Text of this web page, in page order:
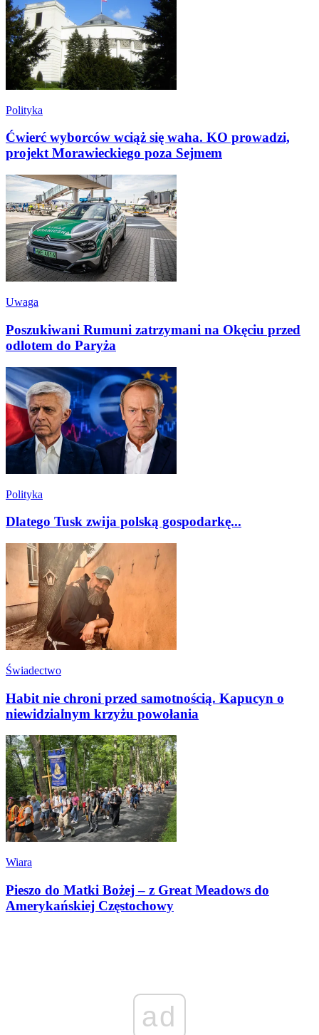
Polityka
Ćwierć wyborców wciąż się waha. KO prowadzi,
projekt Morawieckiego poza Sejmem
Uwaga
Poszukiwani Rumuni zatrzymani na Okęciu przed
odlotem do Paryża
Polityka
Dlatego Tusk zwija polską gospodarkę...
Świadectwo
Habit nie chroni przed samotnością. Kapucyn o
niewidzialnym krzyżu powołania
Wiara
Pieszo do Matki Bożej – z Great Meadows do
Amerykańskiej Częstochowy
ad